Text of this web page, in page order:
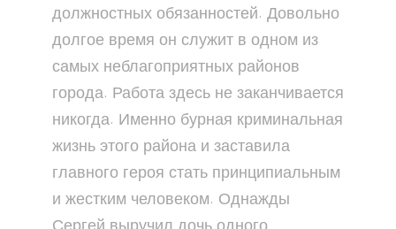
должностных обязанностей. Довольно
долгое время он служит в одном из
самых неблагоприятных районов
города. Работа здесь не заканчивается
никогда. Именно бурная криминальная
жизнь этого района и заставила
главного героя стать принципиальным
и жестким человеком. Однажды